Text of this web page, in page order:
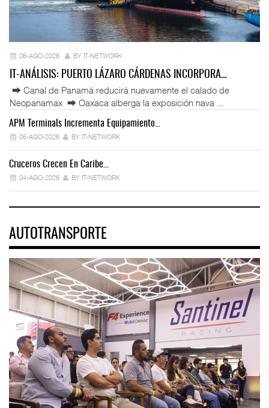
06-AGO-2026 BY IT-NETWORK
IT-ANÁLISIS: PUERTO LÁZARO CÁRDENAS INCORPORA…
⮕ Canal de Panamá reducirá nuevamente el calado de
Neopanamax ⮕ Oaxaca alberga la exposición nava ...
APM Terminals Incrementa Equipamiento…
05-AGO-2026 BY IT-NETWORK
Cruceros Crecen En Caribe…
04-AGO-2026 BY IT-NETWORK
AUTOTRANSPORTE